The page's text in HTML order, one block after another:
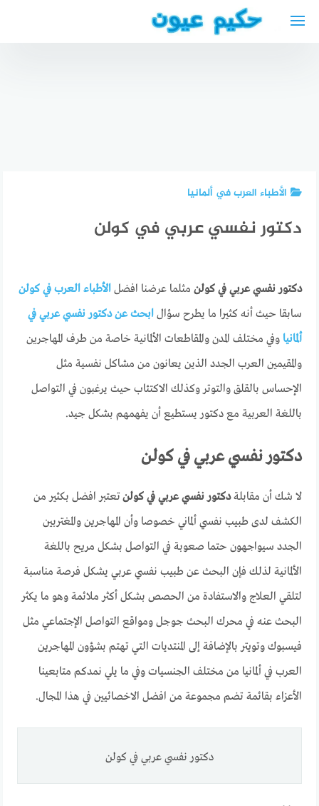
الأطباء العرب في ألمانيا
دكتور نفسي عربي في كولن
دكتور نفسي عربي في كولن مثلما عرضنا افضلالأطباء العرب في كولن
سابقا حيث أنه كثيرا ما يطرح سؤالابحث عن دكتور نفسي عربي في
ألمانيا وفي مختلف المدن والمقاطعات الألمانية خاصة من طرف المهاجرين
والمقيمين العرب الجدد الذين يعانون من مشاكل نفسية مثل
الإحساس بالقلق والتوتر وكذلك الاكتئاب حيث يرغبون في التواصل
باللغة العربية مع دكتور يستطيع أن يفهمهم بشكل جيد.
دكتور نفسي عربي في كولن
لا شك أن مقابلةدكتور نفسي عربي في كولنتعتبر افضل بكثير من
الكشف لدى طبيب نفسي ألماني خصوصا وأن المهاجرين والمغتربين
الجدد سيواجهون حتما صعوبة في التواصل بشكل مريح باللغة
الألمانية لذلك فإن البحث عن طبيب نفسي عربي يشكل فرصة مناسبة
لتلقي العلاج والاستفادة من الحصص بشكل أكثر ملائمة وهو ما يكثر
البحث عنه في محرك البحث جوجل ومواقع التواصل الإجتماعي مثل
فيسبوك وتويتر بالإضافة إلى المنتديات التي تهتم بشؤون المهاجرين
العرب في ألمانيا من مختلف الجنسيات وفي ما يلي نمدكم متابعينا
الأعزاء بقائمة تضم مجموعة من افضل الاخصائيين في هذا المجال.
دكتور نفسي عربي في كولن